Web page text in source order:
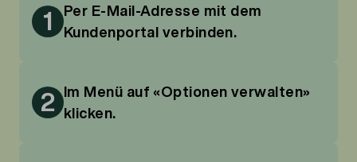
1
Per E-Mail-Adresse mit dem
Kundenportal verbinden.
2 Im Menü auf «Optionen verwalten»
klicken.